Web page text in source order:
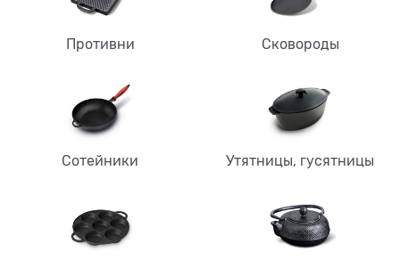
Противни Сковороды
Сотейники Утятницы, гусятницы